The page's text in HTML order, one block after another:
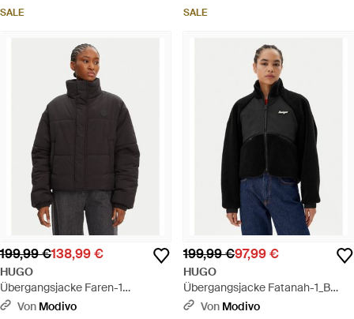
SALE SALE
199,99 €138,99 €
HUGO
Übergangsjacke Faren-1
50545657 Regular Fit - Schwarz
Von Modivo
199,99 €97,99 €
HUGO
Übergangsjacke Fatanah-1_B
50545637 Regular Fit - Schwarz
Von Modivo